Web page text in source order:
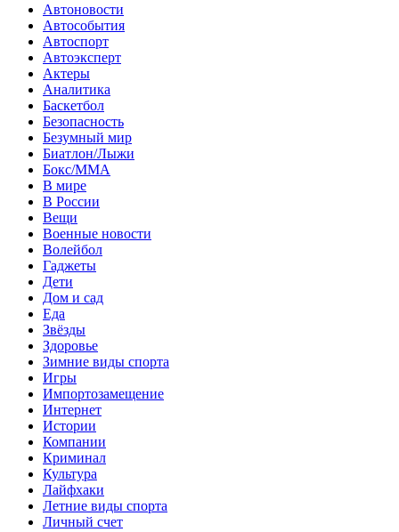
Автоновости
Автособытия
Автоспорт
Автоэксперт
Актеры
Аналитика
Баскетбол
Безопасность
Безумный мир
Биатлон/Лыжи
Бокс/MMA
В мире
В России
Вещи
Военные новости
Волейбол
Гаджеты
Дети
Дом и сад
Еда
Звёзды
Здоровье
Зимние виды спорта
Игры
Импортозамещение
Интернет
Истории
Компании
Криминал
Культура
Лайфхаки
Летние виды спорта
Личный счет